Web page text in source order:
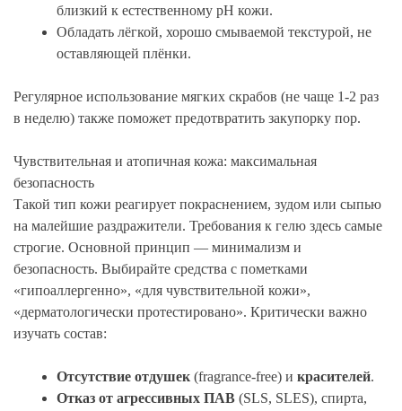
близкий к естественному pH кожи.
Обладать лёгкой, хорошо смываемой текстурой, не
оставляющей плёнки.
Регулярное использование мягких скрабов (не чаще 1-2 раз
в неделю) также поможет предотвратить закупорку пор.
Чувствительная и атопичная кожа: максимальная
безопасность
Такой тип кожи реагирует покраснением, зудом или сыпью
на малейшие раздражители. Требования к гелю здесь самые
строгие. Основной принцип — минимализм и
безопасность. Выбирайте средства с пометками
«гипоаллергенно», «для чувствительной кожи»,
«дерматологически протестировано». Критически важно
изучать состав:
Отсутствие отдушек (fragrance-free) и красителей.
Отказ от агрессивных ПАВ (SLS, SLES), спирта,